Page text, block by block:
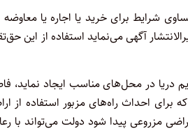
شرایط برای خرید یا اجاره یا
آگهی می‌نماید استفاده از این
دریا در محل‌های مناسب ایجاد نماید،‌
عرض آن‌ها از ۹ متر کمتر باشد، در صورتی که برای احداث راه‌های مزبور استفاده
مزروعی پیدا شود دولت می‌تواند با